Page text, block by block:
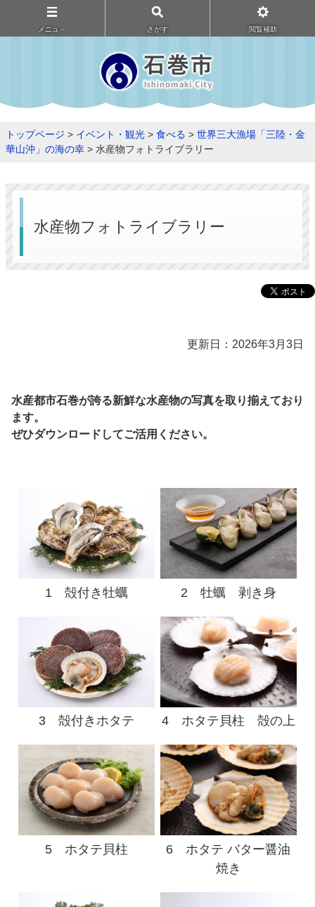
メニュ－ さがす 閲覧補助
トップページ > イベント・観光 > 食べる > 世界三大漁場「三陸・金
華山沖」の海の幸 > 水産物フォトライブラリー
水産物フォトライブラリー
更新日：2026年3月3日
水産都市石巻が誇る新鮮な水産物の写真を取り揃えており
ます。
ぜひダウンロードしてご活用ください。
1 殻付き牡蠣 2 牡蠣 剥き身
3 殻付きホタテ 4 ホタテ貝柱 殻の上
5 ホタテ貝柱
6 ホタテ バター醤油
焼き